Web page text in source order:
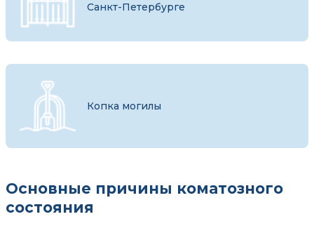
Санкт-Петербурге
Копка могилы
Основные причины коматозного
состояния